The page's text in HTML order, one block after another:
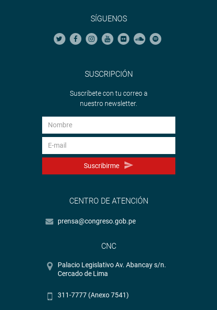
SÍGUENOS
SUSCRIPCIÓN
Suscríbete con tu correo a
nuestro newsletter.
Suscribirme
CENTRO DE ATENCIÓN
prensa@congreso.gob.pe
CNC
Palacio Legislativo Av. Abancay s/n.
Cercado de Lima
311-7777 (Anexo 7541)